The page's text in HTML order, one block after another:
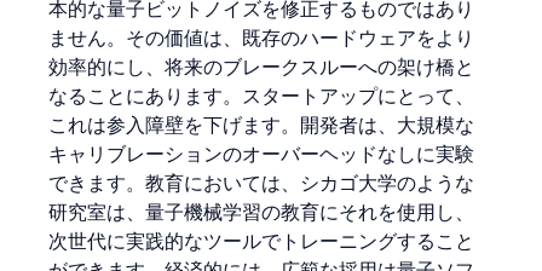
本的な量子ビットノイズを修正するものではあり
ません。その価値は、既存のハードウェアをより
効率的にし、将来のブレークスルーへの架け橋と
なることにあります。スタートアップにとって、
これは参入障壁を下げます。開発者は、大規模な
キャリブレーションのオーバーヘッドなしに実験
できます。教育においては、シカゴ大学のような
研究室は、量子機械学習の教育にそれを使用し、
次世代に実践的なツールでトレーニングすること